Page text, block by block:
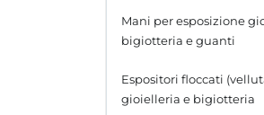
Espositori per
Espositori per
Mani per esposizione
bigiotteria e guanti
Espositori floccati
gioielleria e bigiotteria